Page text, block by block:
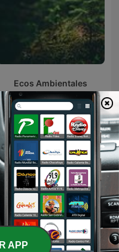
Ecos Ambientales
de Ciencias
APP